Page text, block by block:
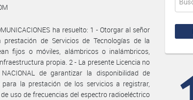
ha resuelto: 1 - Otorgar al señor
de Servicios de Tecnologías de la
fijos o móviles, alámbricos o inalámbricos,
propia. 2 - La presente Licencia no
de garantizar la disponibilidad de
la prestación de los servicios a registrar,
uso de frecuencias del espectro radioeléctrico